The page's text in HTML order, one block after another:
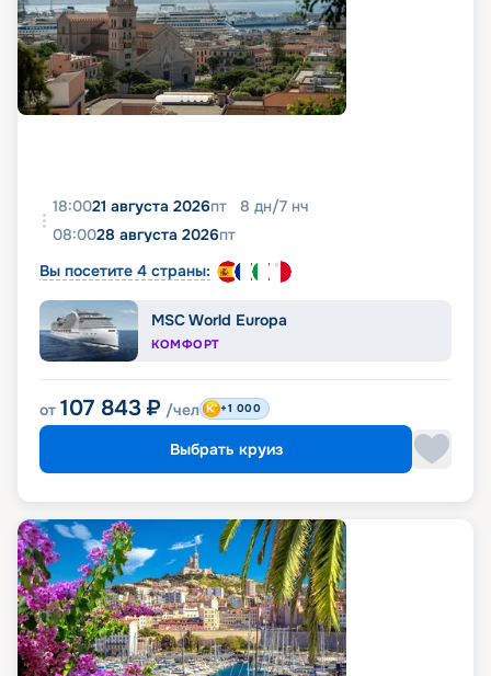
18:0021 августа 2026пт 8 дн/7 нч
08:0028 августа 2026пт
Вы посетите 4 страны:
MSC World Europa
КОМФОРТ
от 107 843 ₽ /чел +1 000
Выбрать круиз